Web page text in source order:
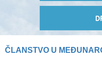
ČLANSTVO U